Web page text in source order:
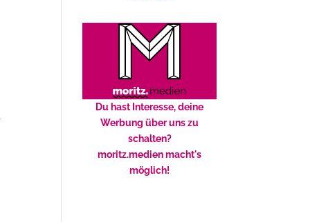
Du hast Interesse, deine
Werbung über uns zu
schalten?
moritz.medien macht's
möglich!